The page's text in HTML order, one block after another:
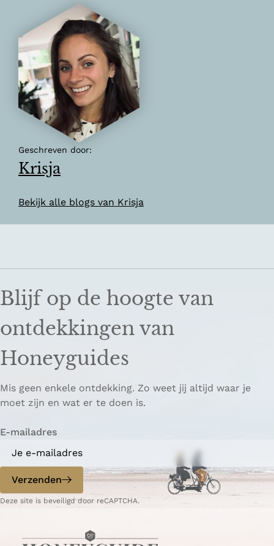
Geschreven door:
Krisja
Bekijk alle blogs van Krisja
Blijf op de hoogte van
ontdekkingen van
Honeyguides
Mis geen enkele ontdekking. Zo weet jij altijd waar je
moet zijn en wat er te doen is.
E-mailadres
Verzenden
Deze site is beveiligd door reCAPTCHA.